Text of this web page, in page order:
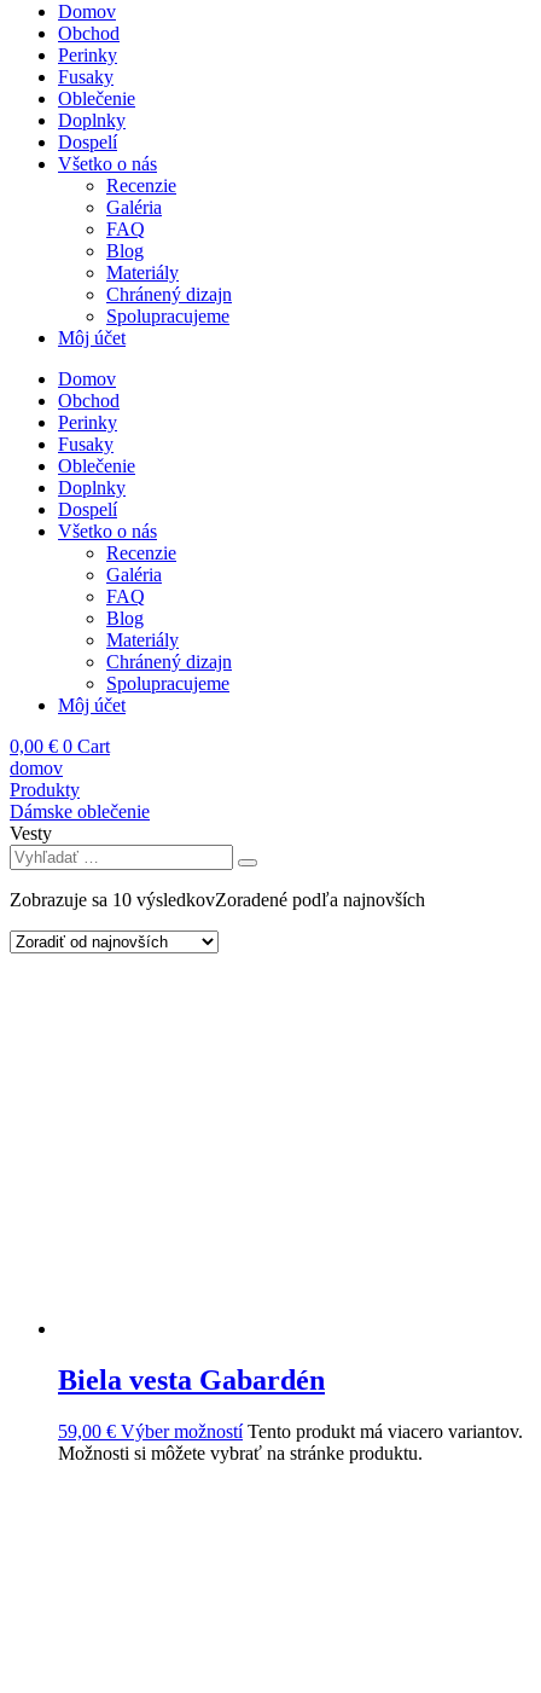
Domov
Obchod
Perinky
Fusaky
Oblečenie
Doplnky
Dospelí
Všetko o nás
Recenzie
Galéria
FAQ
Blog
Materiály
Chránený dizajn
Spolupracujeme
Môj účet
Domov
Obchod
Perinky
Fusaky
Oblečenie
Doplnky
Dospelí
Všetko o nás
Recenzie
Galéria
FAQ
Blog
Materiály
Chránený dizajn
Spolupracujeme
Môj účet
0,00 € 0 Cart
domov
Produkty
Dámske oblečenie
Vesty
Zobrazuje sa 10 výsledkovZoradené podľa najnovších
Biela vesta Gabardén
59,00 € Výber možností Tento produkt má viacero variantov.
Možnosti si môžete vybrať na stránke produktu.